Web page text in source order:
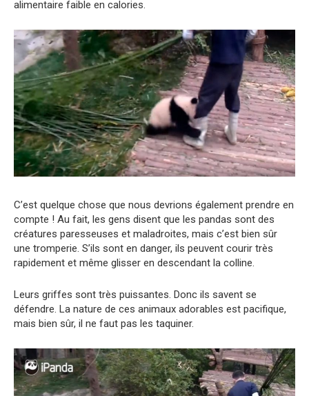
alimentaire faible en calories.
C’est quelque chose que nous devrions également prendre en
compte ! Au fait, les gens disent que les pandas sont des
créatures paresseuses et maladroites, mais c’est bien sûr
une tromperie. S’ils sont en danger, ils peuvent courir très
rapidement et même glisser en descendant la colline.
Leurs griffes sont très puissantes. Donc ils savent se
défendre. La nature de ces animaux adorables est pacifique,
mais bien sûr, il ne faut pas les taquiner.